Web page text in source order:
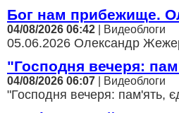
Бог нам прибежище.
04/08/2026 06:42 | Видеоблоги
05.06.2026 Олександр
"Господня вечеря:
04/08/2026 06:07 | Видеоблоги
"Господня вечеря: пам'ять,